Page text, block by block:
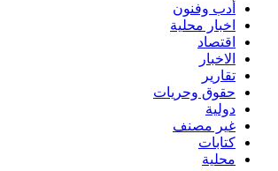
أدب وفنون
اخبار محلية
اقتصاد
الاخبار
تقارير
حقوق وحريات
دولية
غير مصنف
كتابات
محلية